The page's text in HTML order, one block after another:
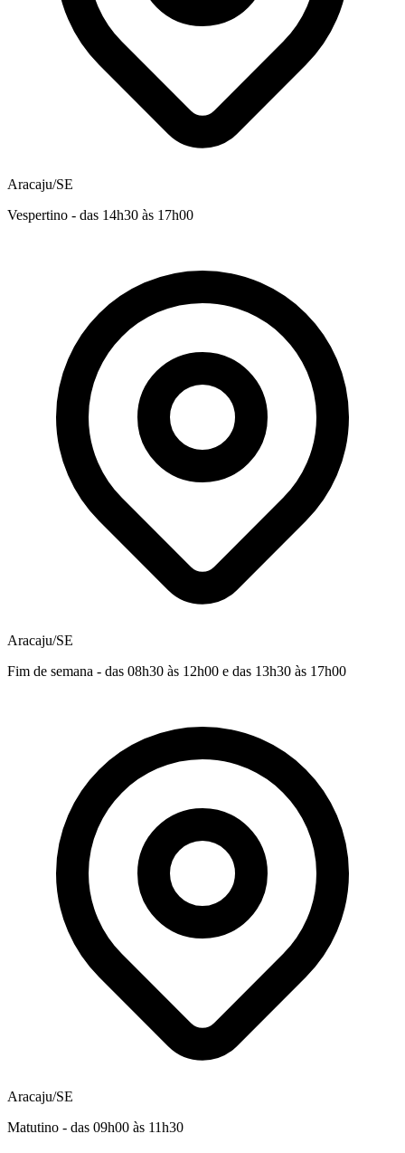
Aracaju/SE
Vespertino - das 14h30 às 17h00
Aracaju/SE
Fim de semana - das 08h30 às 12h00 e das 13h30 às 17h00
Aracaju/SE
Matutino - das 09h00 às 11h30